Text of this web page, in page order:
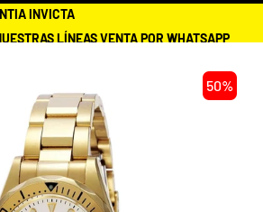
INVICTA
LÍNEAS VENTA POR WHATSAPP
COMPRA
ENTREGA EN TU DOMICILIO
50%